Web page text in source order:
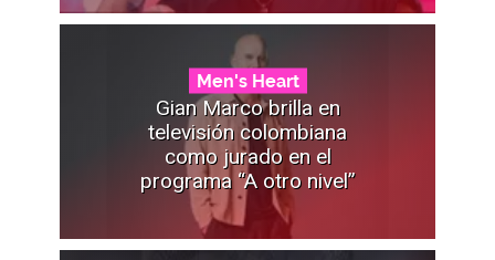
Men's Heart
Gian Marco brilla en
televisión colombiana
como jurado en el
programa “A otro nivel”